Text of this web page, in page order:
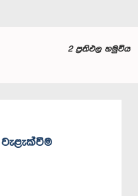
2 ප්‍රතිඵල හමුවිය
වැළැක්වීම